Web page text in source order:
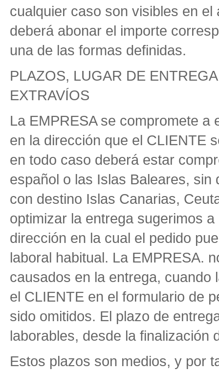
cualquier caso son visibles en
deberá abonar el importe
una de las formas definidas.
PLAZOS, LUGAR DE
EXTRAVÍOS
La EMPRESA se compromete
en la dirección que el CLIENTE
en todo caso deberá estar
español o las Islas Baleares,
con destino Islas Canarias,
optimizar la entrega sugerimos
dirección en la cual el pedido
laboral habitual. La EMPRESA.
causados en la entrega, cuando
el CLIENTE en el formulario de
sido omitidos. El plazo de
laborables, desde la finalización
Estos plazos son medios, y por